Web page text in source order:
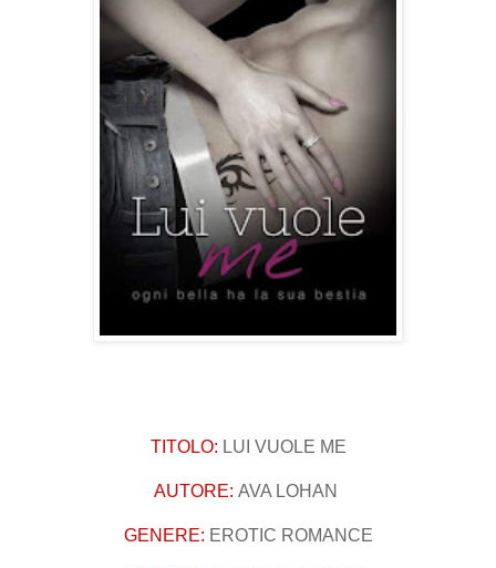
TITOLO: LUI VUOLE ME
AUTORE: AVA LOHAN
GENERE: EROTIC ROMANCE